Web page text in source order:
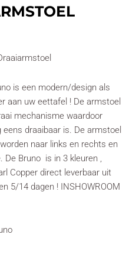
is een modern/design als
aan uw eettafel ! De armstoel
mechanisme waardoor
draaibaar is. De armstoel
naar links en rechts en
De Bruno is in 3 kleuren ,
Copper direct leverbaar uit
5/14 dagen ! INSHOWROOM